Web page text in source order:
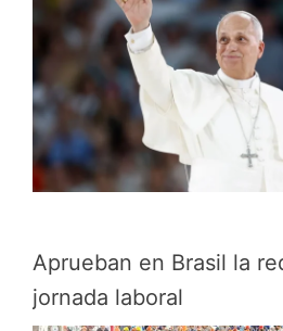
Aprueban en Brasil la
jornada laboral